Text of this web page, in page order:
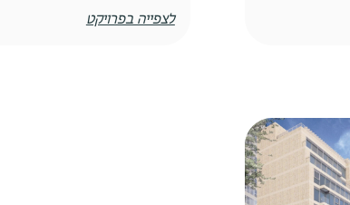
לצפייה בפרויקט